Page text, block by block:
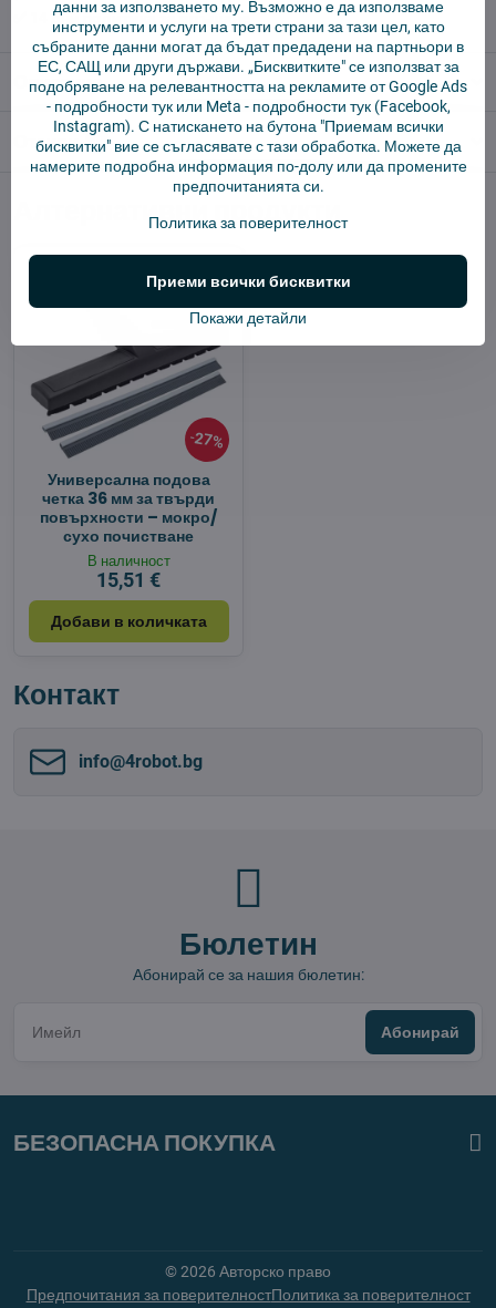
✅ 14 дни политика за връщане
Описание
Отзиви 0
Алтернативни продукти
27%
Универсална подова
четка 36 мм за твърди
повърхности – мокро/
сухо почистване
В наличност
15,51 €
Добави в количката
Контакт
info​@4robot​.bg
Бюлетин
Абонирай се за нашия бюлетин:
Абонирай
БЕЗОПАСНА ПОКУПКА
©2026 Авторско право
Предпочитания за поверителностПолитика за поверителност
данни за използването му. Възможно е да използваме
инструменти и услуги на трети страни за тази цел, като
събраните данни могат да бъдат предадени на партньори в
ЕС, САЩ или други държави. „Бисквитките" се използват за
подобряване на релевантността на рекламите от Google Ads
- подробности тукили Meta - подробности тук(Facebook,
Instagram). С натискането на бутона "Приемам всички
бисквитки" вие се съгласявате с тази обработка. Можете да
намерите подробна информация по-долу или да промените
предпочитанията си.
Политика за поверителност
Покажи детайли
Приеми всички бисквитки